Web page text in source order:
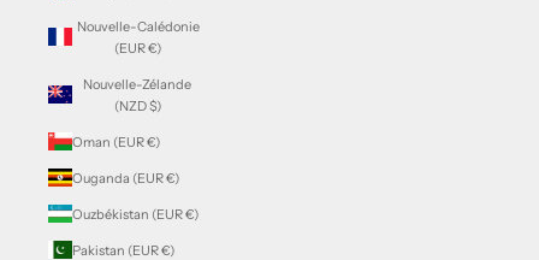
Nouvelle-Calédonie
(EUR €)
Nouvelle-Zélande
(NZD $)
Oman (EUR €)
Ouganda (EUR €)
Ouzbékistan (EUR €)
Pakistan (EUR €)